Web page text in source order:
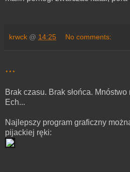
krwck @ 14:25 No comments:
...
Brak czasu. Brak słońca.
Ech...
Najlepszy program graficzny
pijackiej ręki: